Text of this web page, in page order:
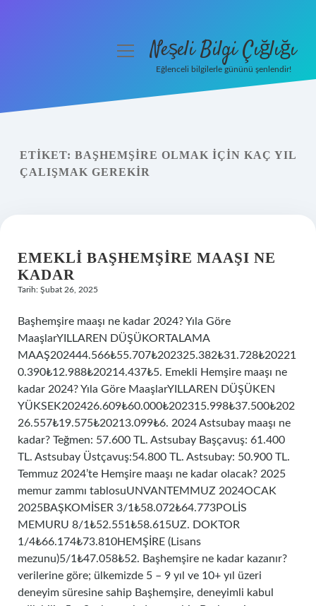
Yasal Uyarı
menüyüNeşeli Bilgi Çığlığı
Eğlenceli bilgilerle gününü şenlendir!
ETIKET: BAŞHEMŞIRE OLMAK IÇIN KAÇ YIL
ÇALIŞMAK GEREKIR
EMEKLI BAŞHEMŞIRE MAAŞI NE
KADAR
Tarih: Şubat 26, 2025
Başhemşire maaşı ne kadar 2024? Yıla Göre
MaaşlarYILLAREN DÜŞÜKORTALAMA
MAAŞ202444.566₺55.707₺202325.382₺31.728₺20221
0.390₺12.988₺20214.437₺5. Emekli Hemşire maaşı ne
kadar 2024? Yıla Göre MaaşlarYILLAREN DÜŞÜKEN
YÜKSEK202426.609₺60.000₺202315.998₺37.500₺202
26.557₺19.575₺20213.099₺6. 2024 Astsubay maaşı ne
kadar? Teğmen: 57.600 TL. Astsubay Başçavuş: 61.400
TL. Astsubay Üstçavuş:54.800 TL. Astsubay: 50.900 TL.
Temmuz 2024’te Hemşire maaşı ne kadar olacak? 2025
memur zammı tablosuUNVANTEMMUZ 2024OCAK
2025BAŞKOMİSER 3/1₺58.072₺64.773POLİS
MEMURU 8/1₺52.551₺58.615UZ. DOKTOR
1/4₺66.174₺73.810HEMŞİRE (Lisans
mezunu)5/1₺47.058₺52. Başhemşire ne kadar kazanır?
verilerine göre; ülkemizde 5 – 9 yıl ve 10+ yıl üzeri
deneyim süresine sahip Başhemşire, deneyimli kabul